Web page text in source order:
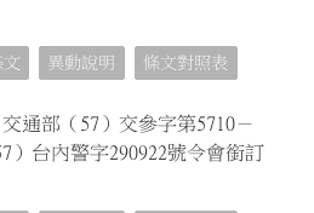
文 異動說明 條文對照表
通部（57）交參字第5710－
）台內警字290922號令會銜訂